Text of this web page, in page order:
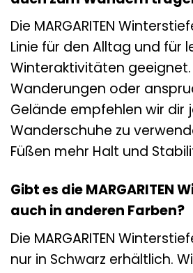
Die MARGARITEN
Linie für den Alltag und für
Winteraktivitäten geeignet.
Wanderungen oder
Gelände empfehlen wir dir
Wanderschuhe zu
Füßen mehr Halt und
Gibt es die MARGARITEN
auch in anderen Farben?
Die MARGARITEN
nur in Schwarz erhältlich.